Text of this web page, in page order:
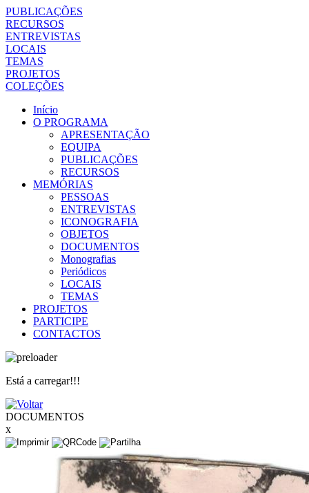
PUBLICAÇÕES
RECURSOS
ENTREVISTAS
LOCAIS
TEMAS
PROJETOS
COLEÇÕES
Início
O PROGRAMA
APRESENTAÇÃO
EQUIPA
PUBLICAÇÕES
RECURSOS
MEMÓRIAS
PESSOAS
ENTREVISTAS
ICONOGRAFIA
OBJETOS
DOCUMENTOS
Monografias
Periódicos
LOCAIS
TEMAS
PROJETOS
PARTICIPE
CONTACTOS
Está a carregar!!!
DOCUMENTOS
x